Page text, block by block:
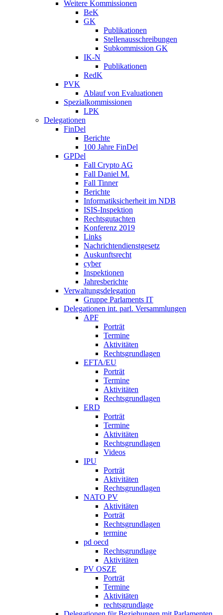
Weitere Kommissionen
BeK
GK
Publikationen
Stellenausschreibungen
Subkommission GK
IK-N
Publikationen
RedK
PVK
Ablauf von Evaluationen
Spezialkommissionen
LPK
Delegationen
FinDel
Berichte
100 Jahre FinDel
GPDel
Fall Crypto AG
Fall Daniel M.
Fall Tinner
Berichte
Informatiksicherheit ­im NDB
ISIS-Inspektion
Rechtsgutachten
Konferenz 2019
Links
Nachrichtendienstgesetz
Auskunftsrecht
cyber
Inspektionen
Jahresberichte
Verwaltungsdelegation
Gruppe Parlaments IT
Delegationen int. parl. Versammlungen
APF
Porträt
Termine
Aktivitäten
Rechtsgrundlagen
EFTA/EU
Porträt
Termine
Aktivitäten
Rechtsgrundlagen
ERD
Porträt
Termine
Aktivitäten
Rechtsgrundlagen
Videos
IPU
Porträt
Aktivitäten
Rechtsgrundlagen
NATO PV
Aktivitäten
Porträt
Rechtsgrundlagen
termine
pd oecd
Rechtsgrundlage
Aktivitäten
PV OSZE
Porträt
Termine
Aktivitäten
rechtsgrundlage